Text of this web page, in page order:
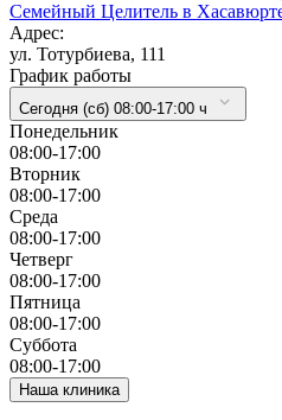
Семейный Целитель в
Адрес:
ул. Тотурбиева, 111
График работы
Сегодня (сб) 08:00-17:00 ч
Понедельник
08:00-17:00
Вторник
08:00-17:00
Cреда
08:00-17:00
Четверг
08:00-17:00
Пятница
08:00-17:00
Суббота
08:00-17:00
Наша клиника